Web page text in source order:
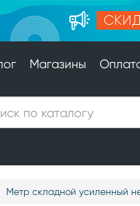
Магазины
Метр складной усиленный